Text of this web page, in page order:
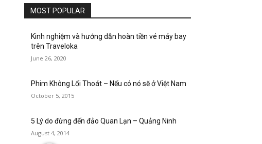
MOST POPULAR
Kinh nghiệm và hướng dẫn hoàn tiền vé máy bay
trên Traveloka
June 26, 2020
Phim Không Lối Thoát – Nếu có nó sẽ ở Việt Nam
October 5, 2015
5 Lý do đừng đến đảo Quan Lạn – Quảng Ninh
August 4, 2014